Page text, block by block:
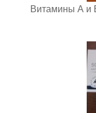
Витамины А и